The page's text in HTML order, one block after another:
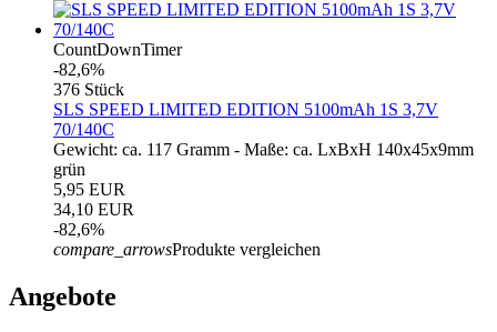
CountDownTimer
-82,6%
376 Stück
SLS SPEED LIMITED EDITION 5100mAh 1S 3,7V
70/140C
Gewicht: ca. 117 Gramm - Maße: ca. LxBxH 140x45x9mm
grün
5,95 EUR
34,10 EUR
-82,6%
compare_arrowsProdukte vergleichen
Angebote